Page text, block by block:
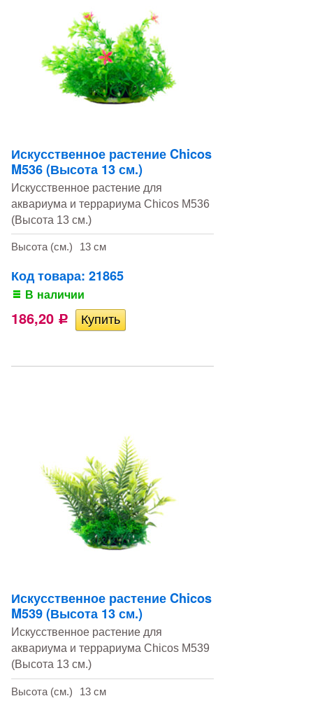
Искусственное растение Chicos
M536 (Высота 13 см.)
Искусственное растение для
аквариума и террариума Chicos M536
(Высота 13 см.)
Высота (см.) 13 см
Код товара: 21865
В наличии
186,20 Р
Искусственное растение Chicos
M539 (Высота 13 см.)
Искусственное растение для
аквариума и террариума Chicos M539
(Высота 13 см.)
Высота (см.) 13 см